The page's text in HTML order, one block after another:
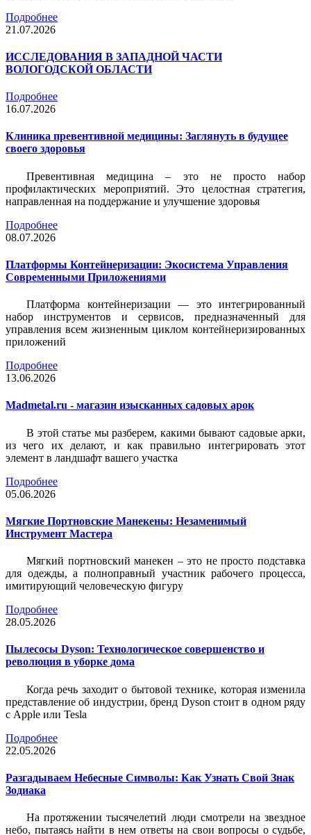
Подробнее
21.07.2026
ИССЛЕДОВАНИЯ В ЗАПАДНОЙ ЧАСТИ
ВОЛОГОДСКОЙ ОБЛАСТИ
Подробнее
16.07.2026
Клиника превентивной медицины: Заглянуть в будущее
своего здоровья
Превентивная медицина – это не просто набор
профилактических мероприятий. Это целостная стратегия,
направленная на поддержание и улучшение здоровья
Подробнее
08.07.2026
Платформы Контейнеризации: Экосистема Управления
Современными Приложениями
Платформа контейнеризации — это интегрированный
набор инструментов и сервисов, предназначенный для
управления всем жизненным циклом контейнеризированных
приложений
Подробнее
13.06.2026
Madmetal.ru - магазин изысканных садовых арок
В этой статье мы разберем, какими бывают садовые арки,
из чего их делают, и как правильно интегрировать этот
элемент в ландшафт вашего участка
Подробнее
05.06.2026
Мягкие Портновские Манекены: Незаменимый
Инструмент Мастера
Мягкий портновский манекен – это не просто подставка
для одежды, а полноправный участник рабочего процесса,
имитирующий человеческую фигуру
Подробнее
28.05.2026
Пылесосы Dyson: Технологическое совершенство и
революция в уборке дома
Когда речь заходит о бытовой технике, которая изменила
представление об индустрии, бренд Dyson стоит в одном ряду
с Apple или Tesla
Подробнее
22.05.2026
Разгадываем Небесные Символы: Как Узнать Свой Знак
Зодиака
На протяжении тысячелетий люди смотрели на звездное
небо, пытаясь найти в нем ответы на свои вопросы о судьбе,